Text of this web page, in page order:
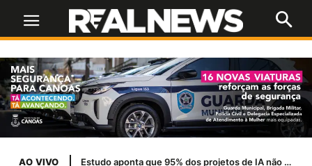
AO VIVO Estudo aponta que 95% dos projetos de IA não gera retorno